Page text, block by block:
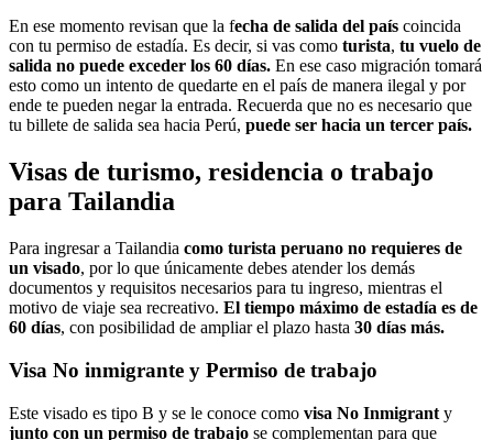
En ese momento revisan que la fecha de salida del país coincida
con tu permiso de estadía. Es decir, si vas como turista, tu vuelo de
salida no puede exceder los 60 días. En ese caso migración tomará
esto como un intento de quedarte en el país de manera ilegal y por
ende te pueden negar la entrada. Recuerda que no es necesario que
tu billete de salida sea hacia Perú, puede ser hacia un tercer país.
Visas de turismo, residencia o trabajo
para Tailandia
Para ingresar a Tailandia como turista peruano no requieres de
un visado, por lo que únicamente debes atender los demás
documentos y requisitos necesarios para tu ingreso, mientras el
motivo de viaje sea recreativo. El tiempo máximo de estadía es de
60 días, con posibilidad de ampliar el plazo hasta 30 días más.
Visa No inmigrante y Permiso de trabajo
Este visado es tipo B y se le conoce como visa No Inmigrant y
junto con un permiso de trabajo se complementan para que